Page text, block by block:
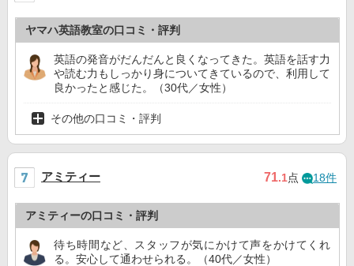
ヤマハ英語教室の口コミ・評判
英語の発音がだんだんと良くなってきた。英語を話す力
や読む力もしっかり身についてきているので、利用して
良かったと感じた。（30代／女性）
その他の口コミ・評判
アミティー 71.1点 18件
アミティーの口コミ・評判
待ち時間など、スタッフが気にかけて声をかけてくれ
る。安心して通わせられる。（40代／女性）